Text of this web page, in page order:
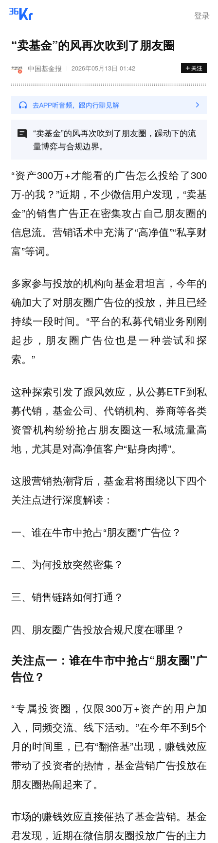
登录
“卖基金”的风再次吹到了朋友圈
中国基金报 2026年05月13日 01:42
“卖基金”的风再次吹到了朋友圈，躁动下的流
量博弈与合规边界。
“资产300万+才能看的广告怎么投给了300
万-的我？”近期，不少微信用户发现，“卖基
金”的销售广告正在密集攻占自己朋友圈的
信息流。营销话术中充满了“高净值”“私享财
富”等词。
多家参与投放的机构向基金君坦言，今年的
确加大了对朋友圈广告位的投放，并且已经
持续一段时间。“平台的私募代销业务刚刚
起步，朋友圈广告位也是一种尝试和探
索。”
这种探索引发了跟风效应，从公募ETF到私
募代销，基金公司、代销机构、券商等各类
资管机构纷纷抢占朋友圈这一私域流量高
地，尤其是对高净值客户“贴身肉搏”。
这股营销热潮背后，基金君将围绕以下四个
关注点进行深度解读：
一、谁在牛市中抢占“朋友圈”广告位？
二、为何投放突然密集？
三、销售链路如何打通？
四、朋友圈广告投放合规尺度在哪里？
关注点一：谁在牛市中抢占“朋友圈”广
告位？
“专属投资圈，仅限300万+资产的用户加
入，同频交流、线下活动。”在今年不到5个
月的时间里，已有“翻倍基”出现，赚钱效应
带动了投资者的热情，基金营销广告投放在
朋友圈热闹起来了。
市场的赚钱效应直接催热了基金营销。基金
君发现，近期在微信朋友圈投放广告的主力